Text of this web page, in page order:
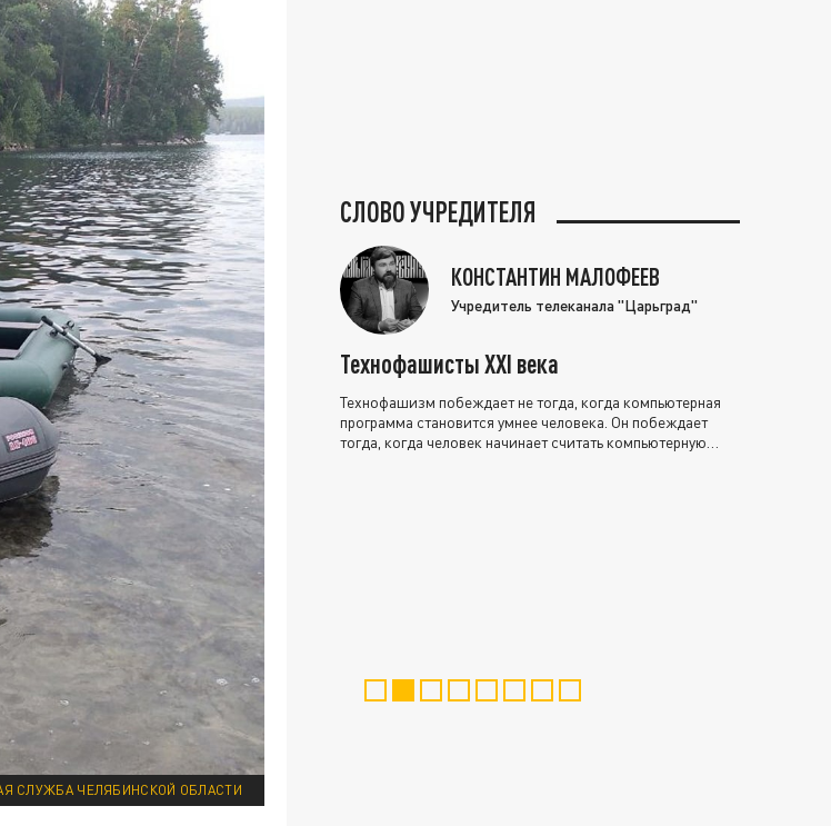
СЛУЖБА ЧЕЛЯБИНСКОЙ ОБЛАСТИ
СЛОВО УЧРЕДИТЕЛЯ
КОНСТАНТИН МАЛОФЕЕВ
Учредитель телеканала "Царьград"
Технофашисты XXI века
Технофашизм побеждает не тогда, когда компьютерная
программа становится умнее человека. Он побеждает
тогда, когда человек начинает считать компьютерную